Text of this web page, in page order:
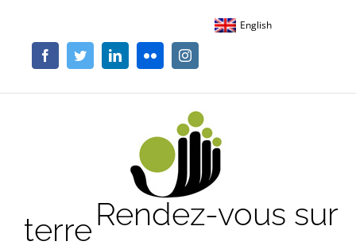
contenu
English
FacebookTwitterLinkedInFlickr Instagram
Rendez-vous sur
terre